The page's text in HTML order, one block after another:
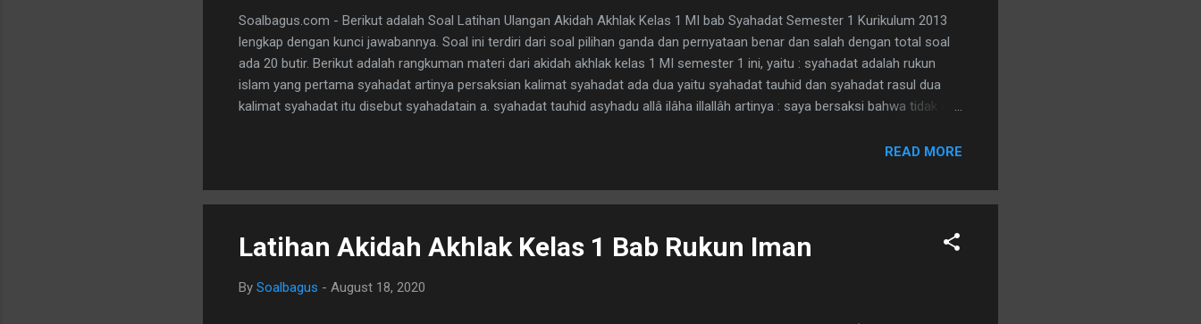
Soalbagus.com - Berikut adalah Soal Latihan Ulangan Akidah Akhlak Kelas 1 MI bab Syahadat Semester 1 Kurikulum 2013
lengkap dengan kunci jawabannya. Soal ini terdiri dari soal pilihan ganda dan pernyataan benar dan salah dengan total soal
ada 20 butir. Berikut adalah rangkuman materi dari akidah akhlak kelas 1 MI semester 1 ini, yaitu : syahadat adalah rukun
islam yang pertama syahadat artinya persaksian kalimat syahadat ada dua yaitu syahadat tauhid dan syahadat rasul dua
kalimat syahadat itu disebut syahadatain a. syahadat tauhid asyhadu allâ ilâha illallâh artinya : saya bersaksi bahwa tidak ada
utusan allah waktu mengucap syahadat 1. ketika seseorang akan masuk islam 2. azan dan iqamah ketika bayi baru lahir 3.
READ MORE
Latihan Akidah Akhlak Kelas 1 Bab Rukun Iman
By Soalbagus - August 18, 2020